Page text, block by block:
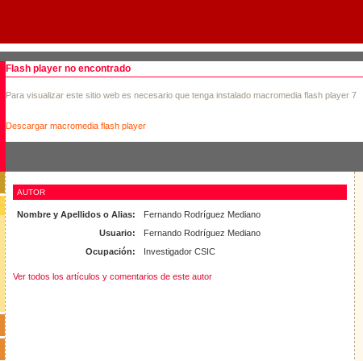
Flash player no encontrado
Para visualizar este sitio web es necesario que tenga instalado macromedia flash player 7
Descargar macromedia flash player
AUTOR
Nombre y Apellidos o Alias:
Fernando Rodríguez Mediano
Usuario:
Fernando Rodríguez Mediano
Ocupación:
Investigador CSIC
Ver todos los artículos y comentarios de este autor